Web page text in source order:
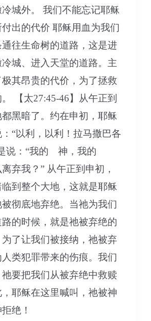
城外。 我们不能忘记耶稣
出的代价 耶稣用血为我们
往生命树的道路，这是进
冷城、进入天堂的道路。主
其昂贵的代价，为了拯救
【太27:45-46】从午正到
黑暗了。约在申初，耶稣
“以利，以利！拉马撒巴各
说：“我的 神，我的
弃我？” 从午正到申初，
到整个大地，这就是耶稣
彻底地弃绝。当祂为我们
的时候，就是祂被弃绝的
了让我们被接纳，祂被弃
类犯罪带来的伤痕。我们
要把我们从被弃绝中救赎
耶稣在这里喊叫，祂被神
绝！